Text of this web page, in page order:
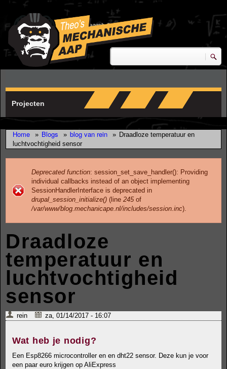
Skip to main content
research & development
Zoeken
Projecten
Home » Blogs » blog van rein » Draadloze temperatuur en
luchtvochtigheid sensor
Error message
Deprecated function: session_set_save_handler(): Providing
individual callbacks instead of an object implementing
SessionHandlerInterface is deprecated in
drupal_session_initialize() (line 245of
/var/www/blog.mechanicape.nl/includes/session.inc).
Draadloze
temperatuur en
luchtvochtigheid
sensor
rein za, 01/14/2017 - 16:07
Wat heb je nodig?
Een Esp8266 microcontroller en en dht22 sensor. Deze kun je voor
een paar euro krijgen op AliExpress